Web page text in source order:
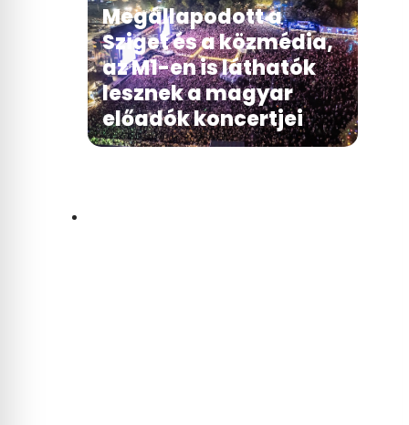
Megállapodott a
Sziget és a közmédia,
az M1-en is láthatók
lesznek a magyar
előadók koncertjei